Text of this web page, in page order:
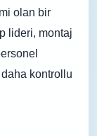
olan bir
lideri, montaj
kontrollu